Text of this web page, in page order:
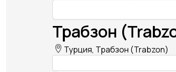
Трабзон
Турция, Трабзон (Trabzon)